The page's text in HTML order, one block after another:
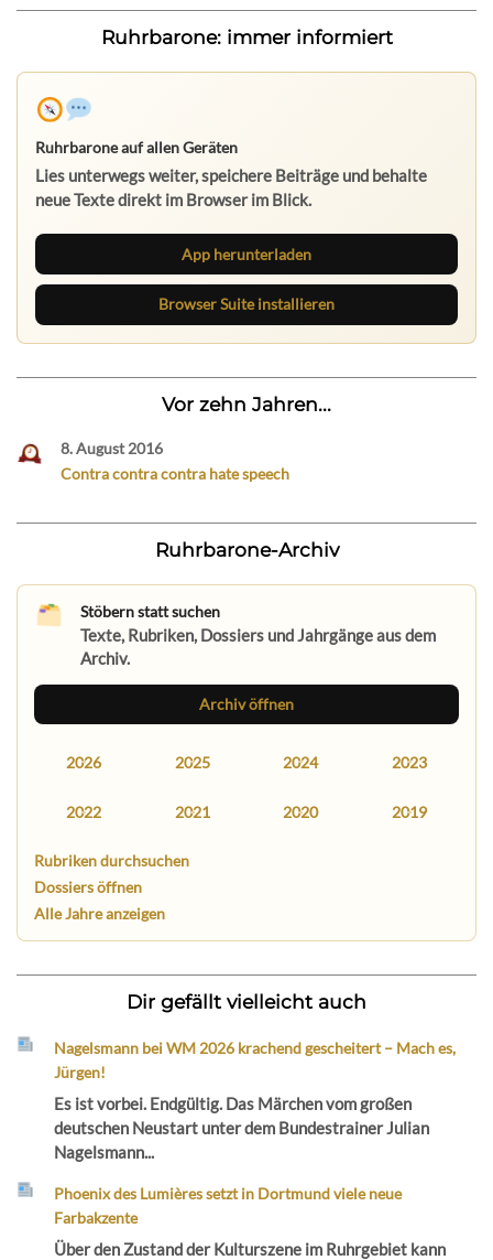
Ruhrbarone: immer informiert
Ruhrbarone auf allen Geräten
Lies unterwegs weiter, speichere Beiträge und behalte
neue Texte direkt im Browser im Blick.
App herunterladen
Browser Suite installieren
Vor zehn Jahren...
8. August 2016
Contra contra contra hate speech
Ruhrbarone-Archiv
Stöbern statt suchen
Texte, Rubriken, Dossiers und Jahrgänge aus dem
Archiv.
Archiv öffnen
2026 2025 2024 2023
2022 2021 2020 2019
Rubriken durchsuchen
Dossiers öffnen
Alle Jahre anzeigen
Dir gefällt vielleicht auch
Nagelsmann bei WM 2026 krachend gescheitert – Mach es,
Jürgen!
Es ist vorbei. Endgültig. Das Märchen vom großen
deutschen Neustart unter dem Bundestrainer Julian
Nagelsmann...
Phoenix des Lumières setzt in Dortmund viele neue
Farbakzente
Über den Zustand der Kulturszene im Ruhrgebiet kann